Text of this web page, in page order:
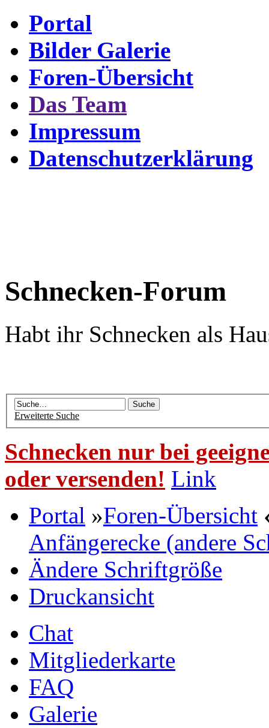
Portal
Bilder Galerie
Foren-Übersicht
Das Team
Impressum
Datenschutzerklärung
Schnecken-Forum
Habt ihr Schnecken als
Erweiterte Suche
Schnecken nur bei
oder versenden! Link
Portal »Foren-Übersicht
Anfängerecke (andere
Ändere Schriftgröße
Druckansicht
Chat
Mitgliederkarte
FAQ
Galerie